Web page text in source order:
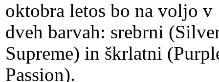
oktobra letos bo na voljo v
dveh barvah: srebrni
Supreme) in škrlatni
Passion).